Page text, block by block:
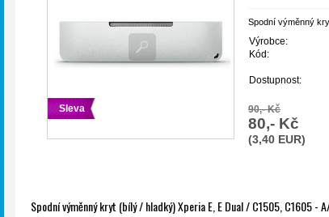
Sleva
Spodní výměnný
Výrobce:
Kód:
Dostupnost:
90,- Kč
80,- Kč
(3,40 EUR)
Spodní výměnný kryt (bílý / hladký) Xperia E, E Dual / C1505, C1605